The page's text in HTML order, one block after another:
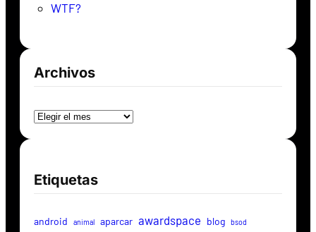
WTF?
Archivos
Etiquetas
android animal aparcar awardspace blog bsod